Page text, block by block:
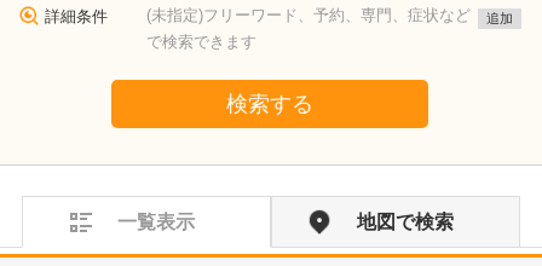
詳細条件
(未指定)フリーワード、予約、専門、症状など
で検索できます
追加
検索する
一覧表示 地図で検索